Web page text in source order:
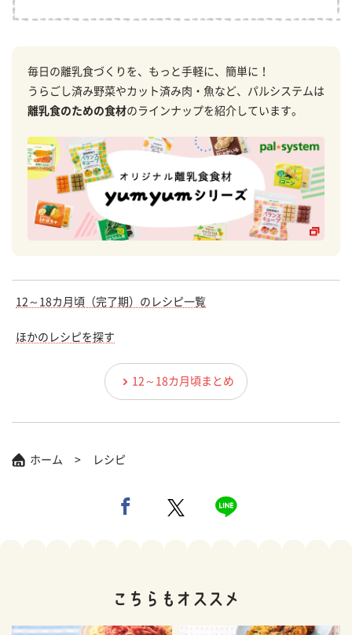
毎日の離乳食づくりを、もっと手軽に、簡単に！
うらごし済み野菜やカット済み肉・魚など、パルシステムは
離乳食のための食材のラインナップを紹介しています。
12～18カ月頃（完了期）のレシピ一覧
ほかのレシピを探す
12～18カ月頃まとめ
ホーム レシピ